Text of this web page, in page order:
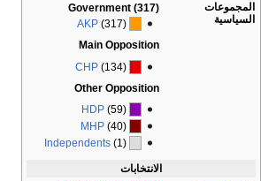
المجموعات
السياسية
Government (317)
AKP (317)
Main Opposition
CHP (134)
Other Opposition
HDP (59)
MHP (40)
Independents (1)
الانتخابات